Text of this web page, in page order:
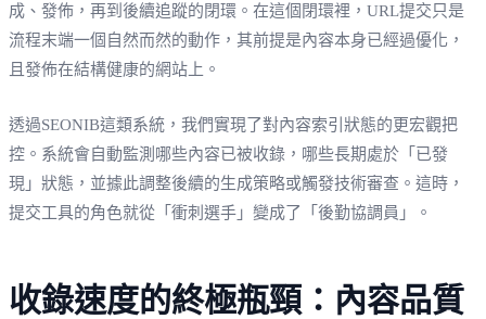
成、發佈，再到後續追蹤的閉環。在這個閉環裡，URL提交只是
流程末端一個自然而然的動作，其前提是內容本身已經過優化，
且發佈在結構健康的網站上。
透過SEONIB這類系統，我們實現了對內容索引狀態的更宏觀把
控。系統會自動監測哪些內容已被收錄，哪些長期處於「已發
現」狀態，並據此調整後續的生成策略或觸發技術審查。這時，
提交工具的角色就從「衝刺選手」變成了「後勤協調員」。
收錄速度的終極瓶頸：內容品質